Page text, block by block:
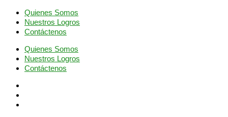
Quienes Somos
Nuestros Logros
Contáctenos
Quienes Somos
Nuestros Logros
Contáctenos